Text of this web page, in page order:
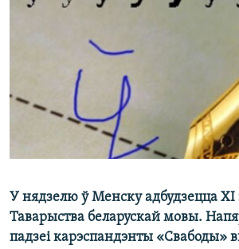
КУЛЬТУРА
МОВА
НА ХВАЛЯХ СВАБОДЫ
У нядзелю ў Менску адбудзецца ХІ
Таварыства беларускай мовы.
падзеі карэспандэнты «Свабоды»